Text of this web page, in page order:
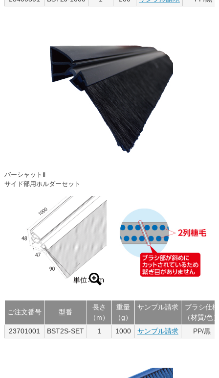
バーシャットⅡ
サイド部用ホルダーセット
ご注文番号 型番
長さ
（m）
重量
（g）
23701001
BST2S-SET 1 1000
サンプル請求
ブラシ仕様
（材質/色
サンプル請求
PP/黒